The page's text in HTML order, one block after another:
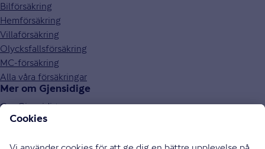
Bilförsäkring
Hemförsäkring
Villaförsäkring
Olycksfallsförsäkring
MC-försäkring
Alla våra försäkringar
Mer om Gjensidige
Om Gjensidige
Jobba hos oss